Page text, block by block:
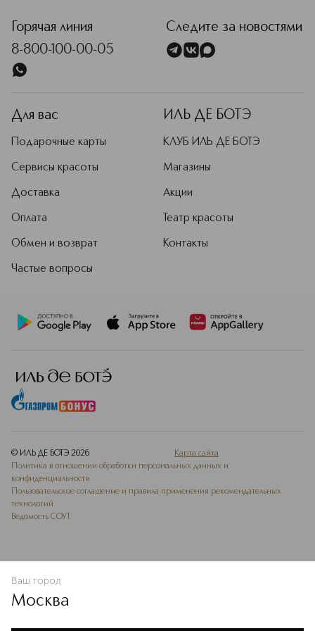
Горячая линия
8-800-100-00-05
Следите за новостями
Для вас
Подарочные карты
Сервисы красоты
Доставка
Оплата
Обмен и возврат
Частые вопросы
ИЛЬ ДЕ БОТЭ
КЛУБ ИЛЬ ДЕ БОТЭ
Магазины
Акции
Театр красоты
Контакты
© ИЛЬ ДЕ БОТЭ 2026
Карта сайта
Политика в отношении обработки персональных данных и
конфиденциальности
Пользовательское соглашение и правила применения рекомендательных
технологий
Ведомость СОУТ
Ваш город
Москва